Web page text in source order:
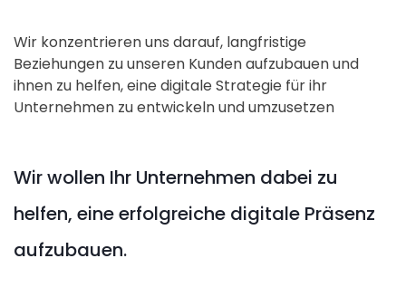
Wir konzentrieren uns darauf, langfristige
Beziehungen zu unseren Kunden aufzubauen und
ihnen zu helfen, eine digitale Strategie für ihr
Unternehmen zu entwickeln und umzusetzen
Wir wollen Ihr Unternehmen dabei zu
helfen, eine erfolgreiche digitale Präsenz
aufzubauen.